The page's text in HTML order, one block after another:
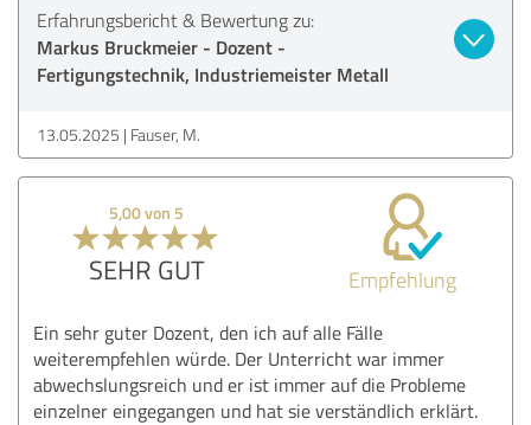
Erfahrungsbericht & Bewertung zu:
Markus Bruckmeier - Dozent -
Fertigungstechnik, Industriemeister Metall
13.05.2025 Fauser, M.
5,00 von 5
SEHR GUT Empfehlung
Ein sehr guter Dozent, den ich auf alle Fälle
weiterempfehlen würde. Der Unterricht war immer
abwechslungsreich und er ist immer auf die Probleme
einzelner eingegangen und hat sie verständlich erklärt.